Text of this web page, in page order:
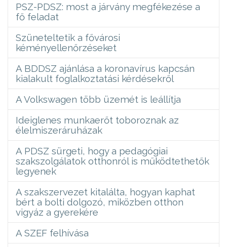
PSZ-PDSZ: most a járvány megfékezése a
fő feladat
Szüneteltetik a fővárosi
kéményellenőrzéseket
A BDDSZ ajánlása a koronavírus kapcsán
kialakult foglalkoztatási kérdésekről
A Volkswagen több üzemét is leállítja
Ideiglenes munkaerőt toboroznak az
élelmiszeráruházak
A PDSZ sürgeti, hogy a pedagógiai
szakszolgálatok otthonról is működtethetők
legyenek
A szakszervezet kitalálta, hogyan kaphat
bért a bolti dolgozó, miközben otthon
vigyáz a gyerekére
A SZEF felhívása